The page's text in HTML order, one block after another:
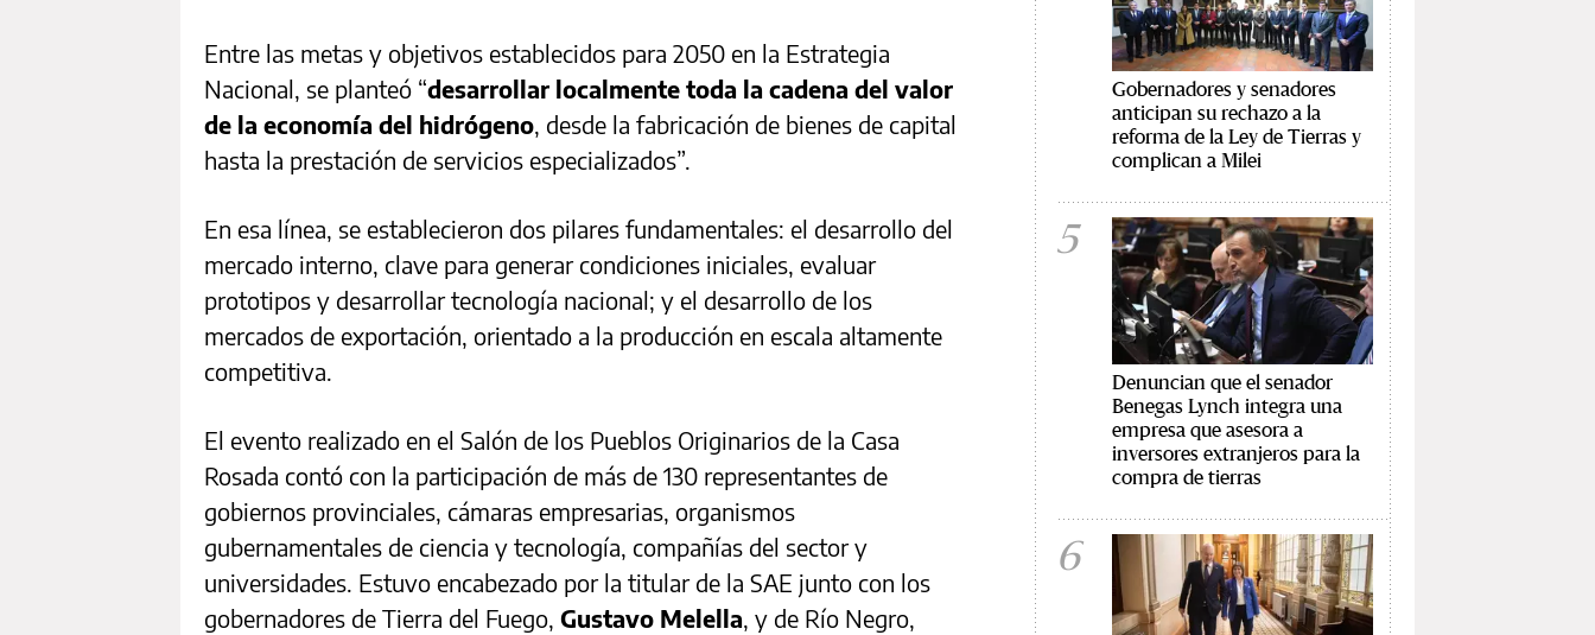
Entre las metas y objetivos establecidos para 2050 en la Estrategia
Nacional, se planteó “desarrollar localmente toda la cadena del valor
de la economía del hidrógeno, desde la fabricación de bienes de capital
hasta la prestación de servicios especializados”.
En esa línea, se establecieron dos pilares fundamentales: el desarrollo del
mercado interno, clave para generar condiciones iniciales, evaluar
prototipos y desarrollar tecnología nacional; y el desarrollo de los
mercados de exportación, orientado a la producción en escala altamente
competitiva.
El evento realizado en el Salón de los Pueblos Originarios de la Casa
Rosada contó con la participación de más de 130 representantes de
gobiernos provinciales, cámaras empresarias, organismos
gubernamentales de ciencia y tecnología, compañías del sector y
universidades. Estuvo encabezado por la titular de la SAE junto con los
gobernadores de Tierra del Fuego, Gustavo Melella, y de Río Negro,
Gobernadores y senadores
anticipan su rechazo a la
reforma de la Ley de Tierras y
complican a Milei
5
Denuncian que el senador
Benegas Lynch integra una
empresa que asesora a
inversores extranjeros para la
compra de tierras
6